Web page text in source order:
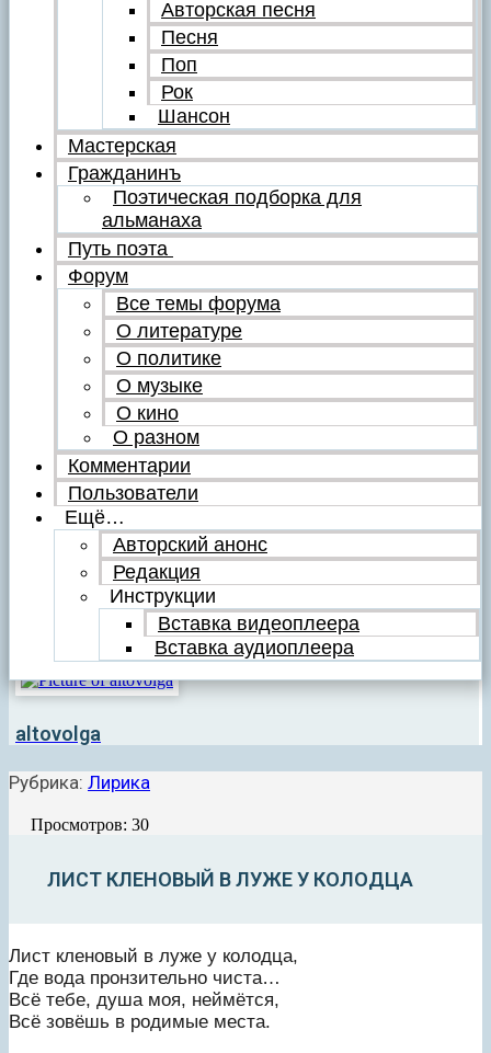
Авторская песня
Песня
Поп
Рок
Шансон
Мастерская
Гражданинъ
Поэтическая подборка для
альманаха
Путь поэта
Форум
Все темы форума
О литературе
О политике
О музыке
О кино
О разном
Комментарии
Пользователи
Ещё…
Авторский анонс
Редакция
Инструкции
Вставка видеоплеера
Вставка аудиоплеера
altovolga
Рубрика: Лирика
Просмотров: 30
ЛИСТ КЛЕНОВЫЙ В ЛУЖЕ У КОЛОДЦА
Лист кленовый в луже у колодца,
Где вода пронзительно чиста…
Всё тебе, душа моя, неймётся,
Всё зовёшь в родимые места.